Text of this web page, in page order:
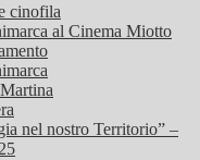
cinofila
al Cinema Miotto
nel nostro Territorio” –